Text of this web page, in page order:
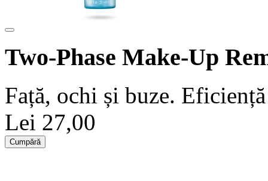
Two-Phase Make-Up
Față, ochi și buze.
Lei 27,00
Cumpără